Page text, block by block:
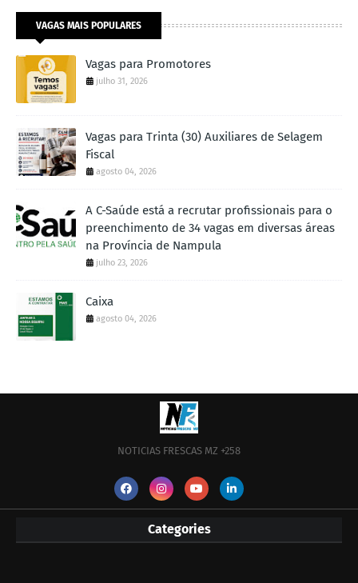
VAGAS MAIS POPULARES
Vagas para Promotores
julho 31, 2026
Vagas para Trinta (30) Auxiliares de Selagem
Fiscal
agosto 04, 2026
A C-Saúde está a recrutar profissionais para o
preenchimento de 34 vagas em diversas áreas
na Província de Nampula
julho 23, 2026
Caixa
agosto 04, 2026
NOTICIAS FRESCAS MZ +258
Categories